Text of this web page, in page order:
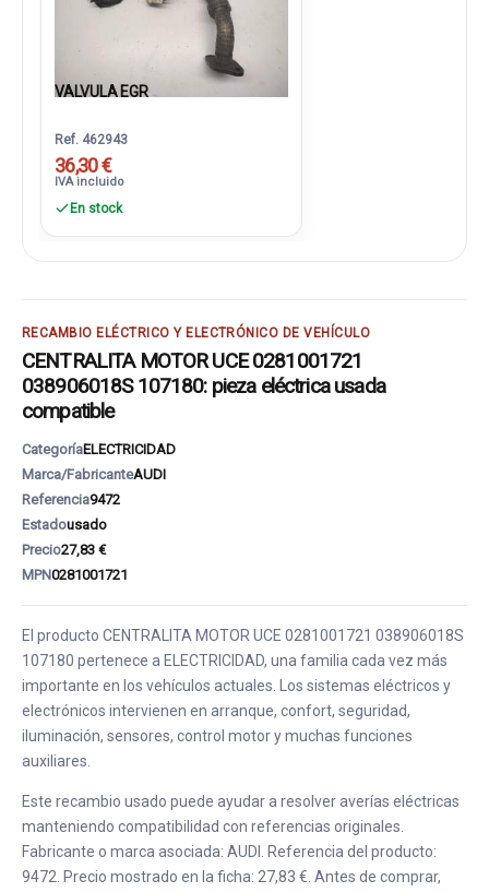
VALVULA EGR
Ref. 462943
36,30 €
IVA incluido
En stock
RECAMBIO ELÉCTRICO Y ELECTRÓNICO DE VEHÍCULO
CENTRALITA MOTOR UCE 0281001721
038906018S 107180: pieza eléctrica usada
compatible
CategoríaELECTRICIDAD
Marca/FabricanteAUDI
Referencia9472
Estadousado
Precio27,83 €
MPN0281001721
El producto CENTRALITA MOTOR UCE 0281001721 038906018S
107180 pertenece a ELECTRICIDAD, una familia cada vez más
importante en los vehículos actuales. Los sistemas eléctricos y
electrónicos intervienen en arranque, confort, seguridad,
iluminación, sensores, control motor y muchas funciones
auxiliares.
Este recambio usado puede ayudar a resolver averías eléctricas
manteniendo compatibilidad con referencias originales.
Fabricante o marca asociada: AUDI. Referencia del producto:
9472. Precio mostrado en la ficha: 27,83 €. Antes de comprar,